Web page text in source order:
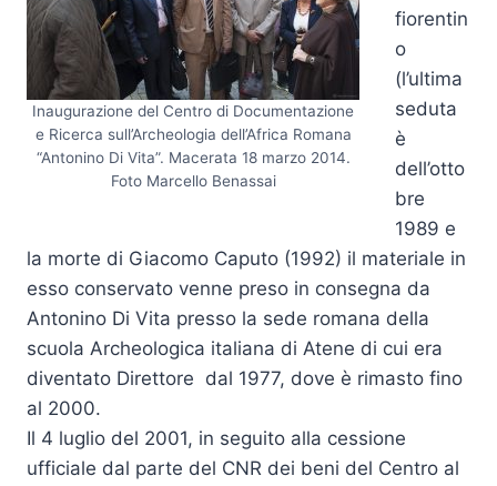
Inaugurazione del Centro di Documentazione
e Ricerca sull’Archeologia dell’Africa Romana
“Antonino Di Vita”. Macerata 18 marzo 2014.
Foto Marcello Benassai
fiorentin
o
(l’ultima
seduta
è
dell’otto
bre
1989 e
la morte di Giacomo Caputo (1992) il materiale in
esso conservato venne preso in consegna da
Antonino Di Vita presso la sede romana della
scuola Archeologica italiana di Atene di cui era
diventato Direttore dal 1977, dove è rimasto fino
al 2000.
Il 4 luglio del 2001, in seguito alla cessione
ufficiale dal parte del CNR dei beni del Centro al